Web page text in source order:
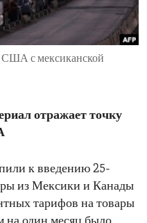
США с мексиканской
отражает точку
к введению 25-
из Мексики и Канады
тарифов на товары